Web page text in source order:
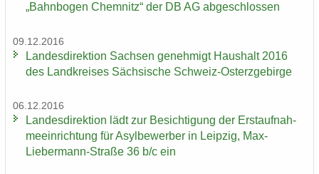
„Bahn­bo­gen Chem­nitz“ der DB AG ab­ge­schlos­sen
09.12.2016
Lan­des­di­rek­ti­on Sach­sen ge­neh­migt Haus­halt 2016
des Land­krei­ses Säch­si­sche Schweiz-​Osterzgebirge
06.12.2016
Lan­des­di­rek­ti­on lädt zur Be­sich­ti­gung der Erst­auf­nah­
me­ein­rich­tung für Asyl­be­wer­ber in Leip­zig, Max-​
Liebermann-Straße 36 b/c ein